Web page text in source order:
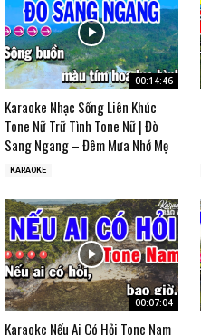
00:14:46
Karaoke Nhạc Sống Liên Khúc
Tone Nữ Trữ Tình Tone Nữ | Đò
Sang Ngang – Đêm Mưa Nhớ Mẹ
KARAOKE
00:07:04
Karaoke Nếu Ai Có Hỏi Tone Nam